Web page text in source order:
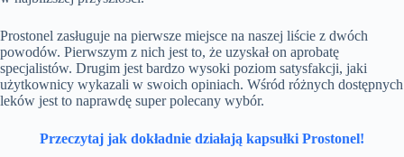
Prostonel zasługuje na pierwsze miejsce na naszej liście z dwóch
powodów. Pierwszym z nich jest to, że uzyskał on aprobatę
specjalistów. Drugim jest bardzo wysoki poziom satysfakcji, jaki
użytkownicy wykazali w swoich opiniach. Wśród różnych dostępnych
leków jest to naprawdę super polecany wybór.
Przeczytaj jak dokładnie działają kapsułki Prostonel!